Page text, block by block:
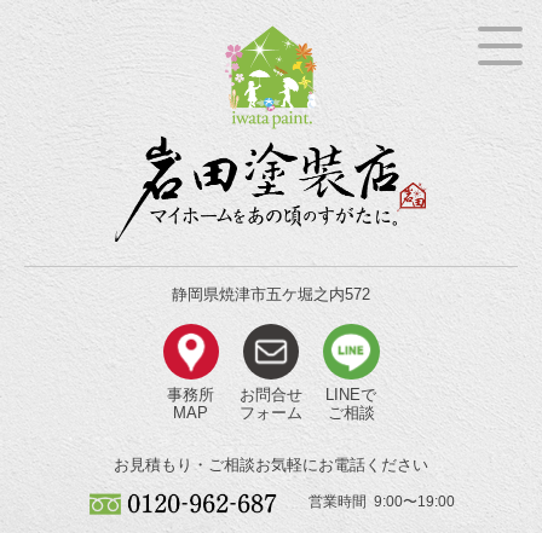
静岡県焼津市五ケ堀之内572
事務所
MAP
お問合せ
フォーム
LINEで
ご相談
お見積もり・ご相談お気軽にお電話ください
営業時間 9:00〜19:00